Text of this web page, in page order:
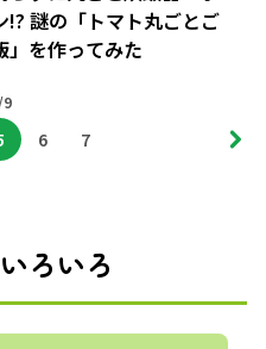
!? 謎の「トマト丸ごとご
」を作ってみた
6 7
ろいろ